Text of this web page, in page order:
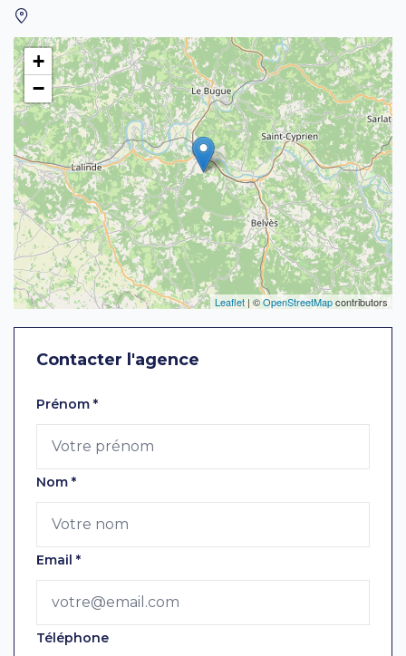
+
−
Leaflet | ©OpenStreetMapcontributors
Contacter l'agence
Laissez ce champ vide
Prénom *
Nom *
Email *
Téléphone